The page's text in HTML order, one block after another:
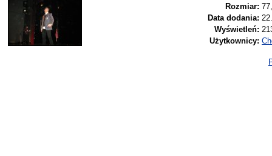
Rozmiar:
Data dodania:
Wyświetleń:
Użytkownicy: